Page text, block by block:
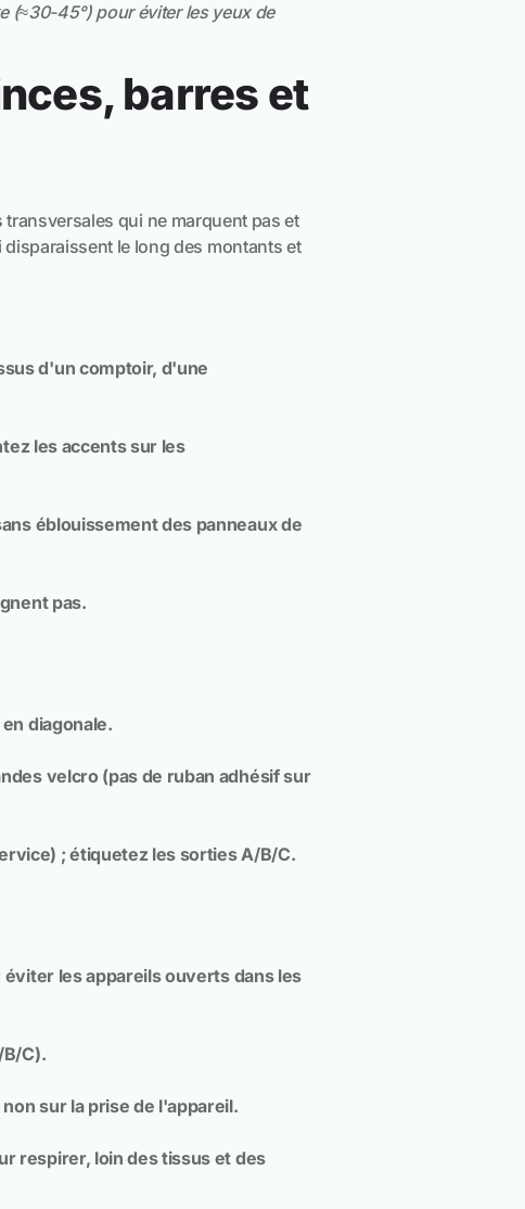
(≈30-45°) pour éviter les yeux de
barres et
qui ne marquent pas et
le long des montants et
d'un comptoir, d'une
les accents sur les
éblouissement des panneaux de
pas.
diagonale.
velcro (pas de ruban adhésif sur
; étiquetez les sorties A/B/C.
les appareils ouverts dans les
C).
sur la prise de l'appareil.
respirer, loin des tissus et des